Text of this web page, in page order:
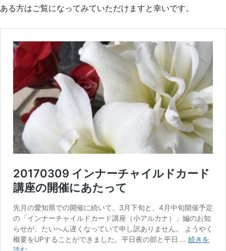
ある方はご覧になってみていただけますと幸いです。